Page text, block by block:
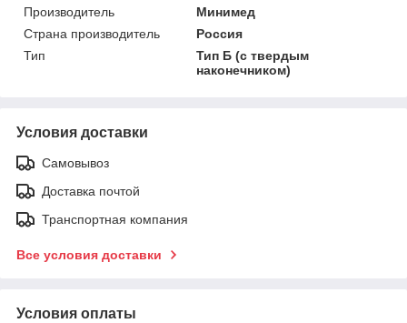
Производитель
Минимед
Страна производитель
Россия
Тип
Тип Б (с твердым
наконечником)
Условия доставки
Самовывоз
Доставка почтой
Транспортная компания
Все условия доставки
Условия оплаты